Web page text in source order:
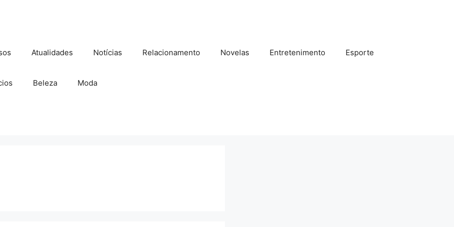
Atualidades Notícias Relacionamento Novelas Entretenimento Esporte
Beleza Moda